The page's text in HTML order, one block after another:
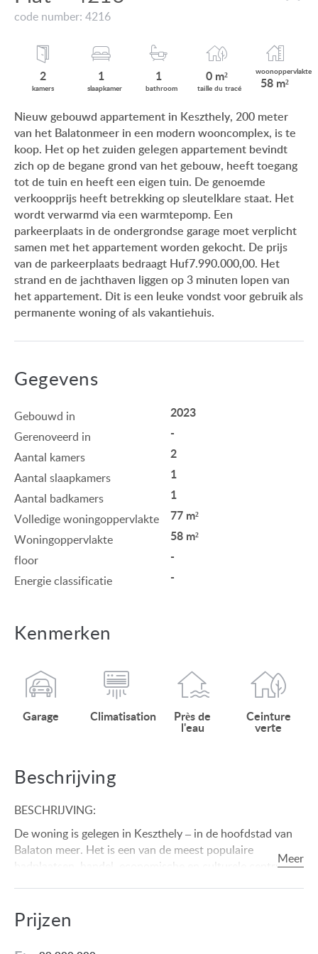
code number: 4216
2
kamers
1
slaapkamer
1
bathroom
0 m²
taille du tracé
woonoppervlakte
58 m²
Nieuw gebouwd appartement in Keszthely, 200 meter
van het Balatonmeer in een modern wooncomplex, is te
koop. Het op het zuiden gelegen appartement bevindt
zich op de begane grond van het gebouw, heeft toegang
tot de tuin en heeft een eigen tuin. De genoemde
verkoopprijs heeft betrekking op sleutelklare staat. Het
wordt verwarmd via een warmtepomp. Een
parkeerplaats in de ondergrondse garage moet verplicht
samen met het appartement worden gekocht. De prijs
van de parkeerplaats bedraagt Huf7.990.000,00. Het
strand en de jachthaven liggen op 3 minuten lopen van
het appartement. Dit is een leuke vondst voor gebruik als
permanente woning of als vakantiehuis.
Gegevens
Gebouwd in 2023
Gerenoveerd in -
Aantal kamers 2
Aantal slaapkamers 1
Aantal badkamers 1
Volledige woningoppervlakte 77 m²
Woningoppervlakte 58 m²
floor -
Energie classificatie -
Kenmerken
Garage Climatisation Près de
l'eau
Ceinture
verte
Beschrijving
BESCHRIJVING:
De woning is gelegen in Keszthely – in de hoofdstad van
Balaton meer. Het is een van de meest populaire
badplaatsen, handel, economische en culturele centrum
Paleis -de derde grootste paleis van het land, het Museum
van het Balatonmeer, en andere) en veel optreden in de
zomer met braderieën en concerten. Het heeft
Prijzen
VIEW ON LAKE BALATON
NEAR THE THERMAL BATH
SWIMMING-POOL
MANSION WITH ANCIENT TREES
FAMILY HOUSE IN GREEN BELT
ONZE KLANTEN
AANKOOPINFORMATIE
GEBRUIKSEIGENDOM
IMPRESSUM
HU DE EN RU BE